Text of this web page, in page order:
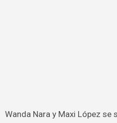
Wanda Nara y Maxi López se separaron a fines de 2013